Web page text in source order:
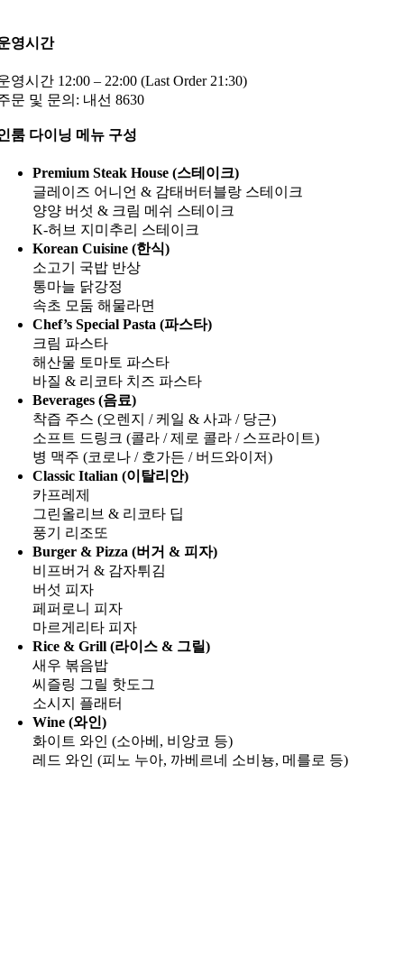
영시간
영시간 12:00 – 22:00 (Last Order 21:30)
문 및 문의: 내선 8630
룸 다이닝 메뉴 구성
Premium Steak House (스테이크)
글레이즈 어니언 & 감태버터블랑 스테이크
양양 버섯 & 크림 메쉬 스테이크
K-허브 지미추리 스테이크
Korean Cuisine (한식)
소고기 국밥 반상
통마늘 닭강정
속초 모둠 해물라면
Chef’s Special Pasta (파스타)
크림 파스타
해산물 토마토 파스타
바질 & 리코타 치즈 파스타
Beverages (음료)
착즙 주스 (오렌지 / 케일 & 사과 / 당근)
소프트 드링크 (콜라 / 제로 콜라 / 스프라이트)
병 맥주 (코로나 / 호가든 / 버드와이저)
Classic Italian (이탈리안)
카프레제
그린올리브 & 리코타 딥
풍기 리조또
Burger & Pizza (버거 & 피자)
비프버거 & 감자튀김
버섯 피자
페퍼로니 피자
마르게리타 피자
Rice & Grill (라이스 & 그릴)
새우 볶음밥
씨즐링 그릴 핫도그
소시지 플래터
Wine (와인)
화이트 와인 (소아베, 비앙코 등)
레드 와인 (피노 누아, 까베르네 소비뇽, 메를로 등)